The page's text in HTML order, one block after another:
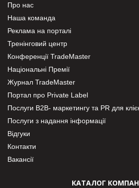
Про нас
Наша команда
Реклама на порталі
Тренінговий центр
Конференції TradeMaster
Національні Премії
Журнал TradeMaster
Портал про Private Label
Послуги В2В- маркетингу та PR для
Послуги з надання інформації
Відгуки
Контакти
Вакансії
КАТАЛОГ